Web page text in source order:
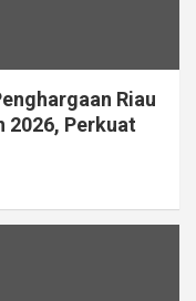
Riau
2026, Perkuat